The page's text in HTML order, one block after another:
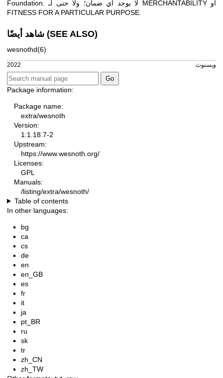
Foundation. لا يوجد أي ضمان؛ ولا حتى لـ MERCHANTABILITY أو
FITNESS FOR A PARTICULAR PURPOSE.
شاهد أيضًا (SEE ALSO)
wesnothd(6)
2022 ويسنوث
Package information:
Package name:
extra/wesnoth
Version:
1:1.18.7-2
Upstream:
https://www.wesnoth.org/
Licenses:
GPL
Manuals:
/listing/extra/wesnoth/
Table of contents
In other languages:
bg
ca
cs
de
en
en_GB
es
fr
it
ja
pt_BR
ru
sk
tr
zh_CN
zh_TW